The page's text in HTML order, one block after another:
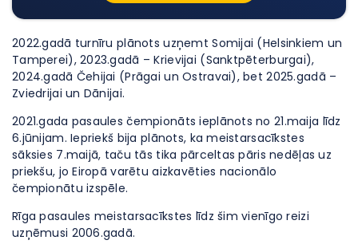
2022.gadā turnīru plānots uzņemt Somijai (Helsinkiem un
Tamperei), 2023.gadā – Krievijai (Sanktpēterburgai),
2024.gadā Čehijai (Prāgai un Ostravai), bet 2025.gadā –
Zviedrijai un Dānijai.
2021.gada pasaules čempionāts ieplānots no 21.maija līdz
6.jūnijam. Iepriekš bija plānots, ka meistarsacīkstes
sāksies 7.maijā, taču tās tika pārceltas pāris nedēļas uz
priekšu, jo Eiropā varētu aizkavēties nacionālo
čempionātu izspēle.
Rīga pasaules meistarsacīkstes līdz šim vienīgo reizi
uzņēmusi 2006.gadā.